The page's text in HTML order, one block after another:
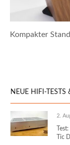
Kompakter
NEUE HIFI-TESTS
2.
Tic